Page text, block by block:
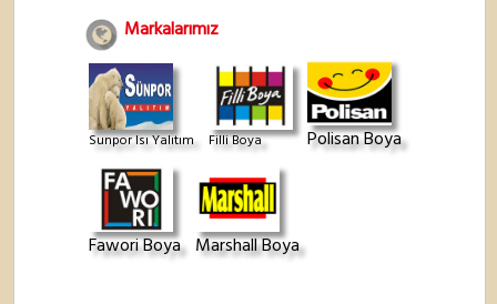
Markalarımız
Sunpor Isı Yalıtım Filli Boya Polisan Boya
Fawori Boya Marshall Boya